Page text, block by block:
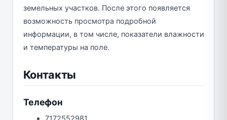
земельных участков. После этого появляется
возможность просмотра подробной
информации, в том числе, показатели влажности
и температуры на поле.
Контакты
Телефон